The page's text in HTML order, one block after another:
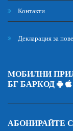
Контакти
Декларация за
МОБИЛНИ
БГ БАРКОД
АБОНИРАЙТЕ